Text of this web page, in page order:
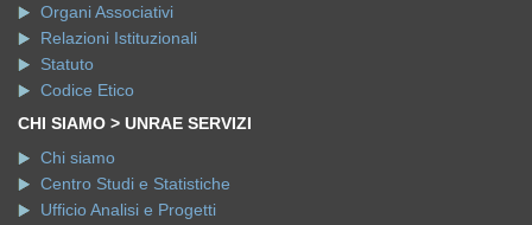
Organi Associativi
Relazioni Istituzionali
Statuto
Codice Etico
CHI SIAMO > UNRAE SERVIZI
Chi siamo
Centro Studi e Statistiche
Ufficio Analisi e Progetti